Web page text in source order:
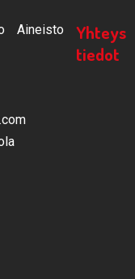
Aineisto
Yhteys
tiedot